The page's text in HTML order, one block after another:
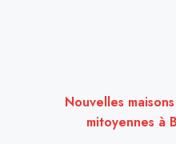
Nouvelles
mitoyennes à